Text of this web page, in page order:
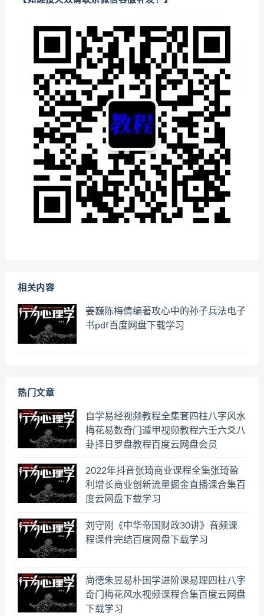
相关内容
姜巍陈梅倩编著攻心中的孙子兵法电子
书pdf百度网盘下载学习
热门文章
自学易经视频教程全集套四柱八字风水
梅花易数奇门遁甲视频教程六壬六爻八
卦择日罗盘教程百度云网盘会员
2022年抖音张琦商业课程全集张琦盈
利增长商业创新流量掘金直播课合集百
度云网盘下载学习
刘守刚《中华帝国财政30讲》音频课
程课件完结百度网盘下载学习
尚德朱昱易朴国学进阶课易理四柱八字
奇门梅花风水视频课程合集百度云网盘
下载学习